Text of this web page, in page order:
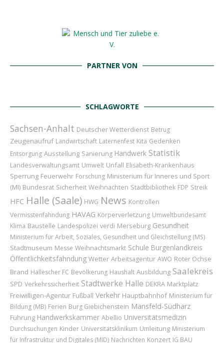
PARTNER VON
SCHLAGWORTE
Sachsen-Anhalt Deutscher Wetterdienst Betrug
Zeugenaufruf Landwirtschaft Laternenfest Kita Gedenken
Entsorgung Ausstellung Sanierung Handwerk Statistik
Landesverwaltungsamt Umwelt Unfall Elisabeth-Krankenhaus
Sperrung Feuerwehr Forschung Ministerium für Inneres und Sport
(MI) Bundesrat Sicherheit Weihnachten Stadtbibliothek FDP Streik
HFC Halle (Saale) HWG News Kontrollen
Vermisstenfahndung HAVAG Körperverletzung Umweltbundesamt
Klima Baustelle Landespolizei verdi Merseburg Gesundheit
Ministerium für Arbeit, Soziales, Gesundheit und Gleichstellung (MS)
Stadtmuseum Messe Weihnachtsmarkt Schule Burgenlandkreis
Öffentlichkeitsfahndung Wetter Arbeitsagentur AWO Roter Ochse
Brand Hallescher FC Bevölkerung Haushalt Ausbildung Saalekreis
SPD Verkehrssicherheit Stadtwerke Halle DEKRA Marktplatz
Freiwilligen-Agentur Fußball Verkehr Hauptbahnhof Ministerium für
Bildung (MB) Ferien Burg Giebichenstein Mansfeld-Südharz
Führung Handwerkskammer Abellio Universitätsmedizin
Durchsuchungen Kinder Universitätsklinikum Umleitung Ministerium
für Infrastruktur und Digitales (MID) Nachrichten Konzert IG BAU